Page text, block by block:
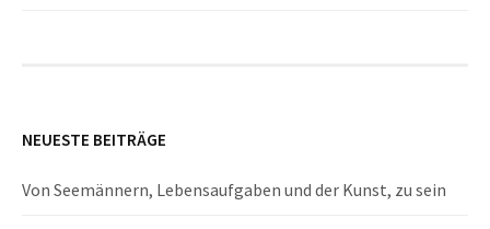
NEUESTE BEITRÄGE
Von Seemännern, Lebensaufgaben und der Kunst, zu sein